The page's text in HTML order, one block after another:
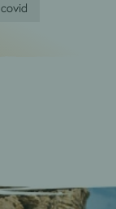
covid